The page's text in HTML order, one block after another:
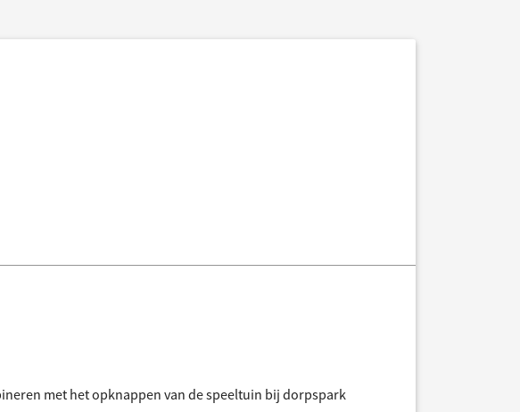
met het opknappen van de speeltuin bij dorpspark